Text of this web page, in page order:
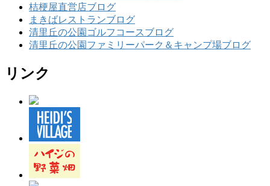
桔梗屋直営店ブログ
まきばレストランブログ
清里丘の公園ゴルフコースブログ
清里丘の公園ファミリーパーク＆キャンプ場ブログ
リンク